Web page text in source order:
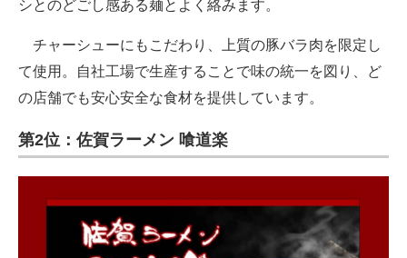
シとのどごし感ある麺とよく絡みます。
チャーシューにもこだわり、上質の豚バラ肉を限定し
て使用。自社工場で生産することで味の統一を図り、ど
の店舗でも安心安全な食材を提供しています。
第2位：佐賀ラーメン 喰道楽